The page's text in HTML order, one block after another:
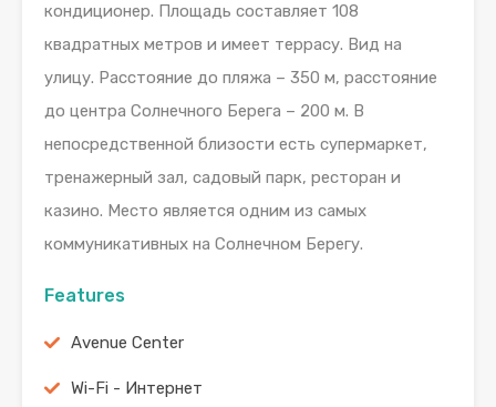
кондиционер. Площадь составляет 108
квадратных метров и имеет террасу. Вид на
улицу. Расстояние до пляжа – 350 м, расстояние
до центра Солнечного Берега – 200 м. В
непосредственной близости есть супермаркет,
тренажерный зал, садовый парк, ресторан и
казино. Место является одним из самых
коммуникативных на Солнечном Берегу.
Features
Avenue Center
Wi-Fi - Интернет